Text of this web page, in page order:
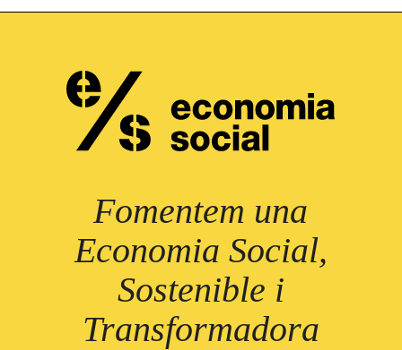
Fomentem una
Economia Social,
Sostenible i
Transformadora